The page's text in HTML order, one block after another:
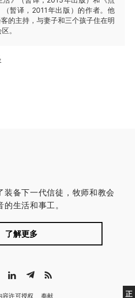
暂译，2011年出版）的作者。他
的主持，与妻子和三个孩子住在明
。
正
装备下一代信徒，牧师和教会
生活和事工。
了解更多
容许可授权 奉献